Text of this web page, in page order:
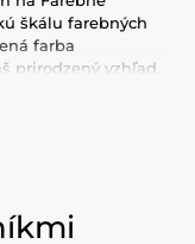
škálu farebných
farba
prirodzený vzhľad,
farebných
po celý
štandardy